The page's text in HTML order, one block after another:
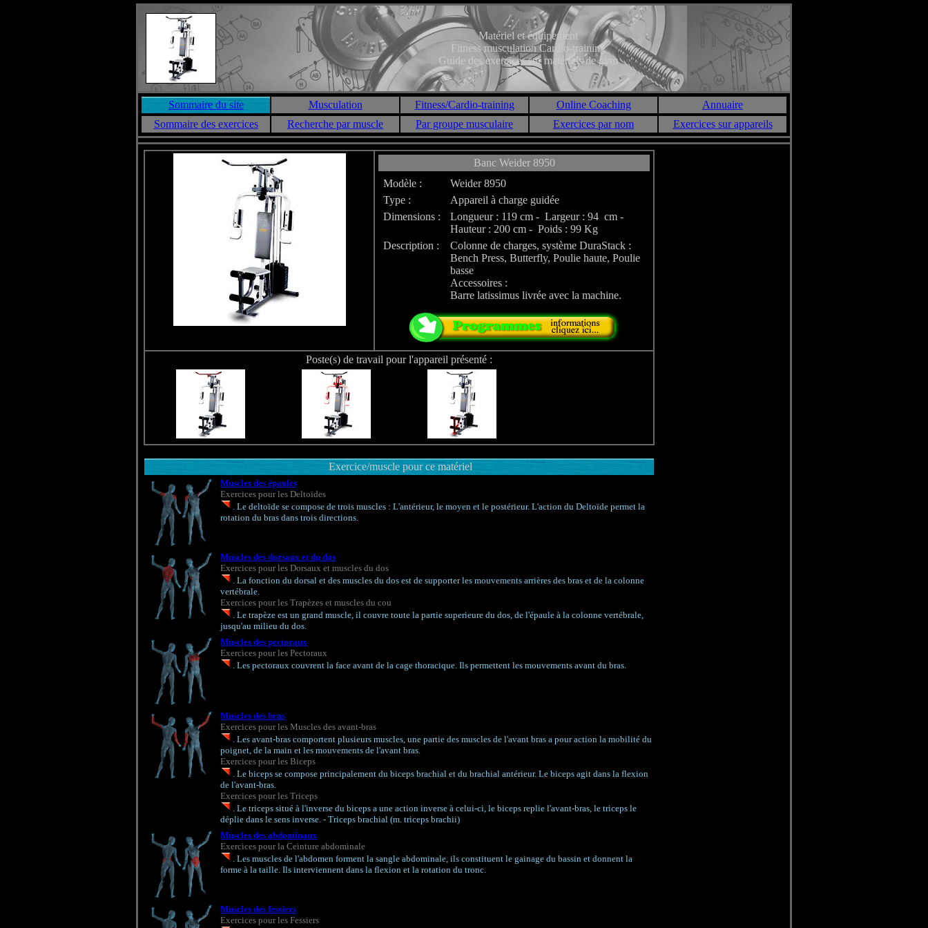
Matériel et équipement
Fitness musculation Cardio-training
Guide des exercices sur matériels de gym
Sommaire du site Musculation Fitness/Cardio-training Online Coaching
Annuaire
Sommaire des exercices
Recherche par muscle Par groupe musculaire Exercices par nom Exercices sur appareils
Banc Weider 8950
Modèle :
Weider 8950
Type :
Appareil à charge guidée
Dimensions :
Longueur : 119 cm - Largeur : 94 cm -
Hauteur : 200 cm - Poids : 99 Kg
Description :
Colonne de charges, système DuraStack :
Bench Press, Butterfly, Poulie haute, Poulie
basse
Accessoires :
Barre latissimus livrée avec la machine.
Poste(s) de travail pour l'appareil présenté :
Exercice/muscle pour ce matériel
Muscles des épaules
Exercices pour les Deltoïdes
. Le deltoïde se compose de trois muscles : L'antérieur, le moyen et le postérieur. L'action du Deltoïde permet la
rotation du bras dans trois directions.
Muscles des dorsaux et du dos
Exercices pour les Dorsaux et muscles du dos
. La fonction du dorsal et des muscles du dos est de supporter les mouvements arrières des bras et de la colonne
vertébrale.
Exercices pour les Trapèzes et muscles du cou
. Le trapèze est un grand muscle, il couvre toute la partie superieure du dos, de l'épaule à la colonne vertébrale,
jusqu'au milieu du dos.
Muscles des pectoraux
Exercices pour les Pectoraux
. Les pectoraux couvrent la face avant de la cage thoracique. Ils permettent les mouvements avant du bras.
Muscles des bras
Exercices pour les Muscles des avant-bras
. Les avant-bras comportent plusieurs muscles, une partie des muscles de l'avant bras a pour action la mobilité du
poignet, de la main et les mouvements de l'avant bras.
Exercices pour les Biceps
. Le biceps se compose principalement du biceps brachial et du brachial antérieur. Le biceps agit dans la flexion
de l'avant-bras.
Exercices pour les Triceps
. Le triceps situé à l'inverse du biceps a une action inverse à celui-ci, le biceps replie l'avant-bras, le triceps le
déplie dans le sens inverse. - Triceps brachial (m. triceps brachii)
Muscles des abdominaux
Exercices pour la Ceinture abdominale
. Les muscles de l'abdomen forment la sangle abdominale, ils constituent le gainage du bassin et donnent la
forme à la taille. Ils interviennent dans la flexion et la rotation du tronc.
Muscles des fessiers
Exercices pour les Fessiers